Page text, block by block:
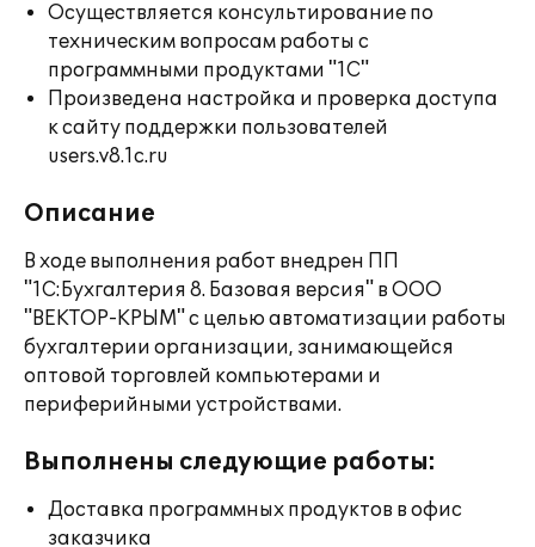
Осуществляется консультирование по
техническим вопросам работы с
программными продуктами "1С"
Произведена настройка и проверка доступа
к сайту поддержки пользователей
users.v8.1c.ru
Описание
В ходе выполнения работ внедрен ПП
"1С:Бухгалтерия 8. Базовая версия" в ООО
"ВЕКТОР-КРЫМ" с целью автоматизации работы
бухгалтерии организации, занимающейся
оптовой торговлей компьютерами и
периферийными устройствами.
Выполнены следующие работы:
Доставка программных продуктов в офис
заказчика